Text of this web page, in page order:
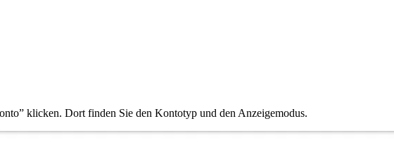
klicken. Dort finden Sie den Kontotyp und den Anzeigemodus.